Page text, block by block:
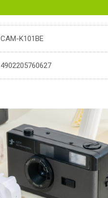
CAM-K101BE
4902205760627